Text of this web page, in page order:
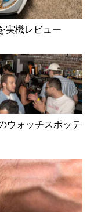
実機レビュー
ウォッチスポッテ